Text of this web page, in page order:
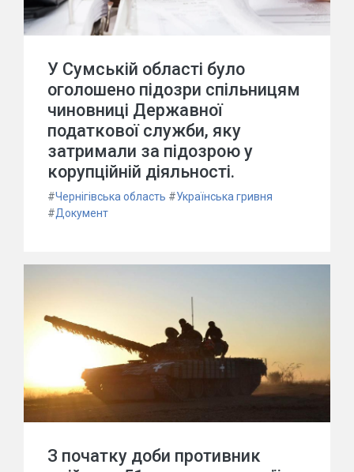
У Сумській області було
оголошено підозри спільницям
чиновниці Державної
податкової служби, яку
затримали за підозрою у
корупційній діяльності.
#Чернігівська область #Українська гривня
#Документ
З початку доби противник